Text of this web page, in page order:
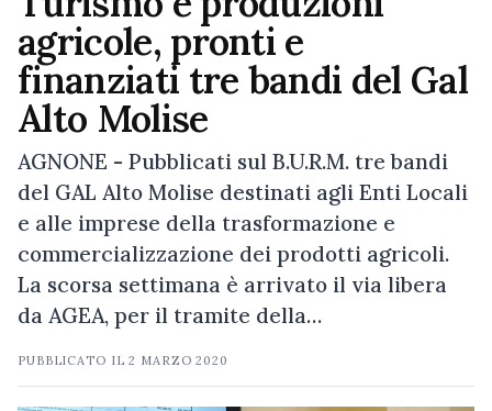
agricole, pronti e
finanziati tre bandi del Gal
Alto Molise
AGNONE - Pubblicati sul B.U.R.M. tre bandi
del GAL Alto Molise destinati agli Enti Locali
e alle imprese della trasformazione e
commercializzazione dei prodotti agricoli.
La scorsa settimana è arrivato il via libera
da AGEA, per il tramite della…
PUBBLICATO IL2 MARZO 2020